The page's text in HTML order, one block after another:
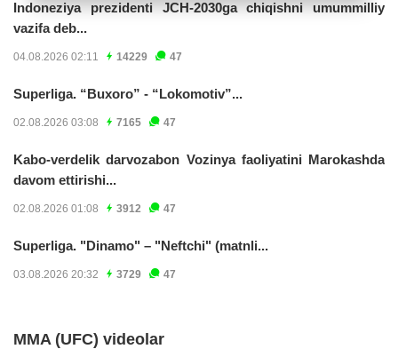
Indoneziya prezidenti JCH-2030ga chiqishni umummilliy
vazifa deb...
04.08.2026 02:11 14229 47
Superliga. “Buxoro” - “Lokomotiv”...
02.08.2026 03:08 7165 47
Kabo-verdelik darvozabon Vozinya faoliyatini Marokashda
davom ettirishi...
02.08.2026 01:08 3912 47
Superliga. "Dinamo" – "Neftchi" (matnli...
03.08.2026 20:32 3729 47
MMA (UFC) videolar